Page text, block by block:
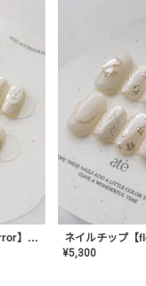
ネイルチップ【wave mirror】AE-CONA-04
¥5,300